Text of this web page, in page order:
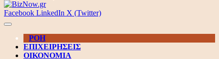
Facebook LinkedIn X (Twitter)
ΡΟΗ
ΕΠΙΧΕΙΡΗΣΕΙΣ
ΟΙΚΟΝΟΜΙΑ